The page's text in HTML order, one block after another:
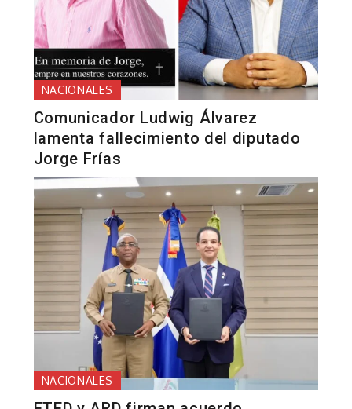
NACIONALES
Comunicador Ludwig Álvarez
lamenta fallecimiento del diputado
Jorge Frías
NACIONALES